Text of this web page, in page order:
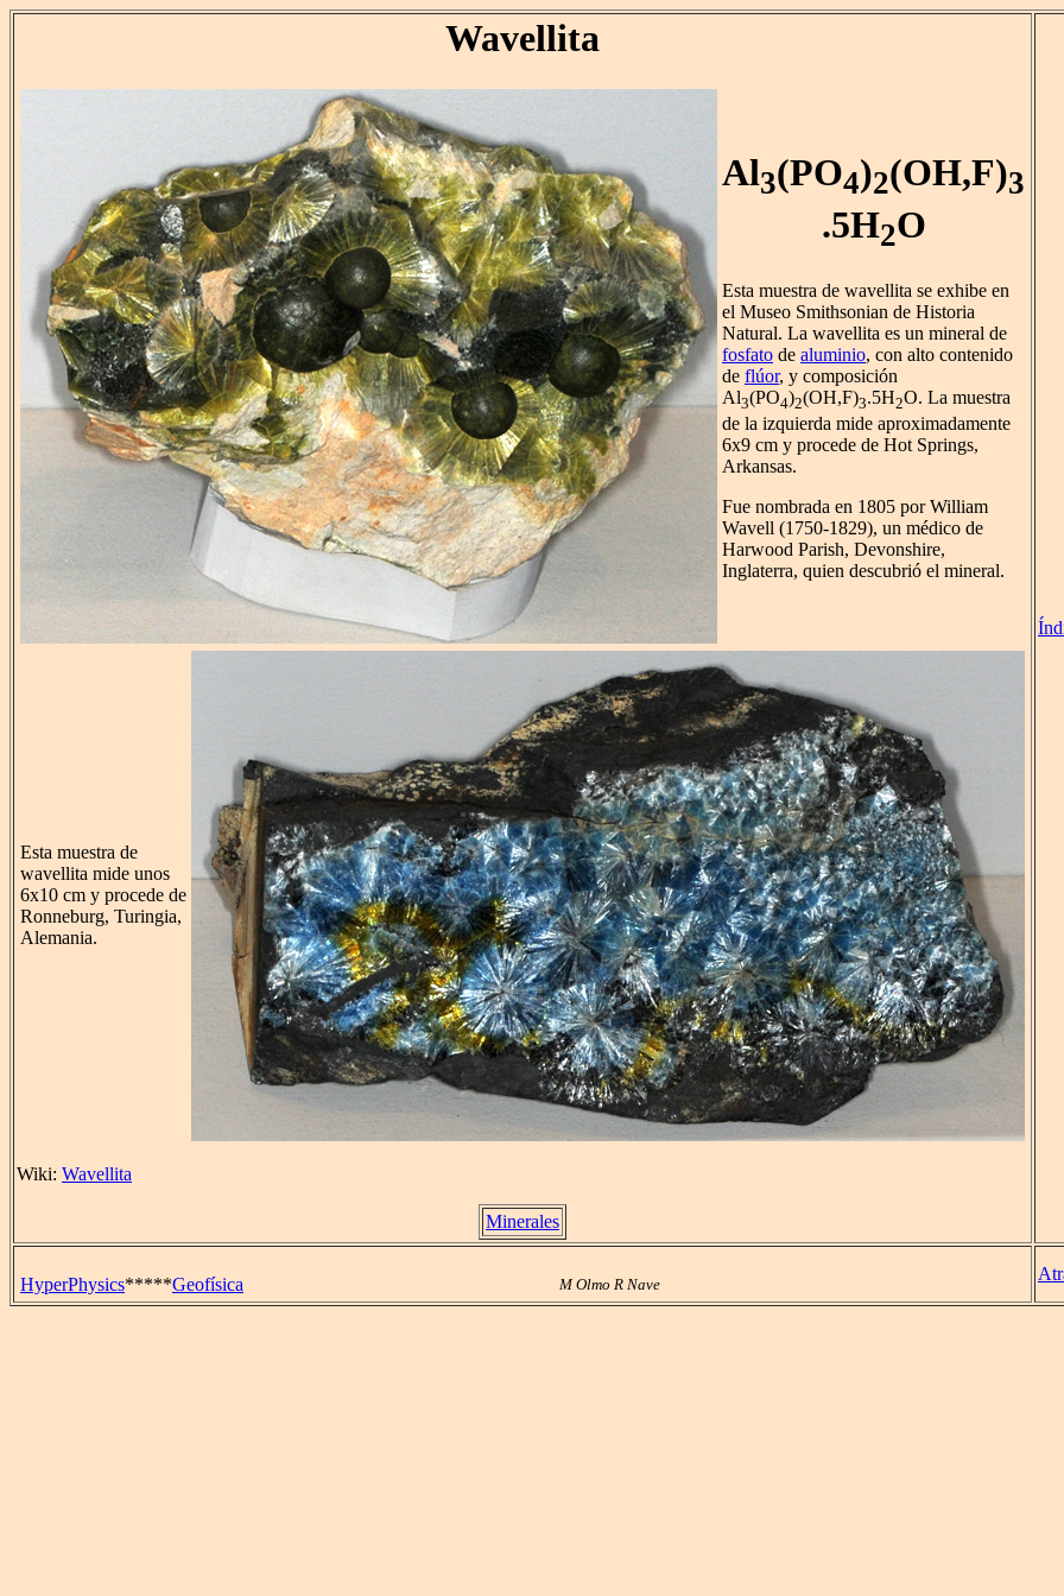
Wavellita
Al3(PO4)2(OH,F)3
.5H2O
Esta muestra de wavellita se exhibe en
el Museo Smithsonian de Historia
Natural. La wavellita es un mineral de
fosfato de aluminio, con alto contenido
de flúor, y composición
Al3(PO4)2(OH,F)3.5H2O. La muestra
de la izquierda mide aproximadamente
6x9 cm y procede de Hot Springs,
Arkansas.
Fue nombrada en 1805 por William
Wavell (1750-1829), un médico de
Harwood Parish, Devonshire,
Inglaterra, quien descubrió el mineral.
Esta muestra de
wavellita mide unos
6x10 cm y procede de
Ronneburg, Turingia,
Alemania.
Wiki: Wavellita
Minerales
HyperPhysics*****Geofísica M Olmo R Nave